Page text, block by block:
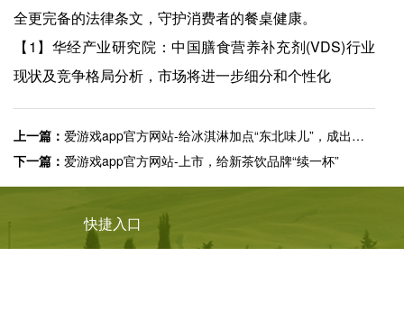
全更完备的法律条文，守护消费者的餐桌健康。
【1】华经产业研究院：中国膳食营养补充剂(VDS)行业
现状及竞争格局分析，市场将进一步细分和个性化
上一篇： 爱游戏app官方网站-给冰淇淋加点“东北味儿”，成出圈密码？
下一篇： 爱游戏app官方网站-上市，给新茶饮品牌“续一杯”
快捷入口